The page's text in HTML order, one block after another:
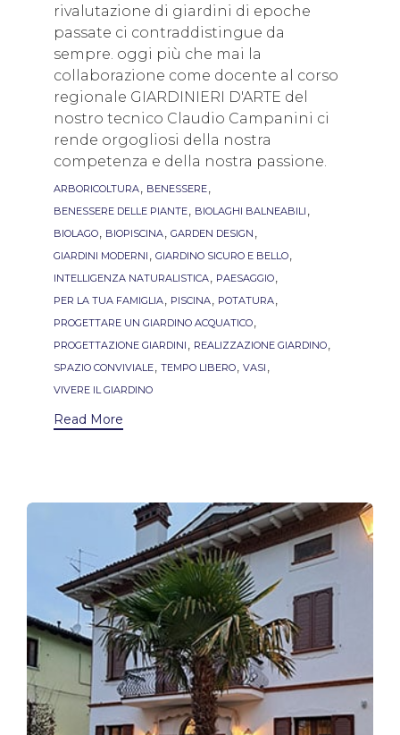
rivalutazione di giardini di epoche
passate ci contraddistingue da
sempre. oggi più che mai la
collaborazione come docente al corso
regionale GIARDINIERI D'ARTE del
nostro tecnico Claudio Campanini ci
rende orgogliosi della nostra
competenza e della nostra passione.
Tags
ARBORICOLTURA, BENESSERE,
BENESSERE DELLE PIANTE, BIOLAGHI BALNEABILI ,
BIOLAGO, BIOPISCINA, GARDEN DESIGN ,
GIARDINI MODERNI , GIARDINO SICURO E BELLO,
INTELLIGENZA NATURALISTICA, PAESAGGIO,
PER LA TUA FAMIGLIA, PISCINA, POTATURA,
PROGETTARE UN GIARDINO ACQUATICO,
PROGETTAZIONE GIARDINI , REALIZZAZIONE GIARDINO,
SPAZIO CONVIVIALE, TEMPO LIBERO, VASI ,
VIVERE IL GIARDINO
Read More